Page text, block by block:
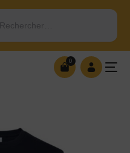
Rechercher…
0